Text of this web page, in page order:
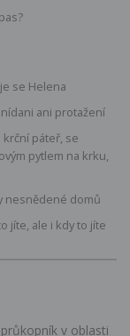
se Helena
ani protažení
páteř, se
pytlem na krku,
nesnědené domů
jíte, ale i kdy to jíte
v oblasti